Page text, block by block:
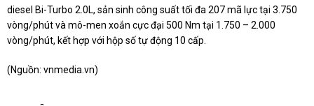
diesel Bi-Turbo 2.0L, sản sinh công suất tối đa 207 mã lực tại 3.750
vòng/phút và mô-men xoắn cực đại 500 Nm tại 1.750 – 2.000
vòng/phút, kết hợp với hộp số tự động 10 cấp.
(Nguồn: vnmedia.vn)